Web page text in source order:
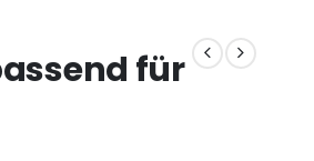
für